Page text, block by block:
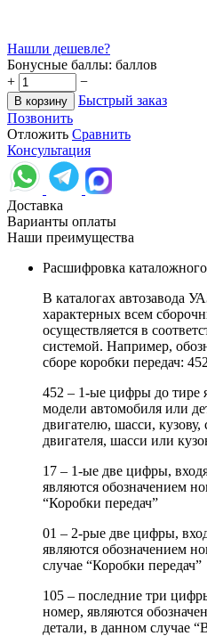
Нашли дешевле?
Бонусные баллы: баллов
+
−
В корзину
Быстрый заказ
Позвонить
Отложить Сравнить
Консультация
Доставка
Варианты оплаты
Наши преимущества
Расшифровка
В каталогах автозавода
характерных всем
осуществляется в
системой. Например,
сборе коробки передач:
452 – 1-ые цифры до тире
модели автомобиля или
двигателю, шасси, кузову,
двигателя, шасси или
17 – 1-ые две цифры,
являются обозначением
“Коробки передач”
01 – 2-рые две цифры,
являются обозначением
случае “Коробки передач”
105 – последние три
номер, являются
детали, в данном случае